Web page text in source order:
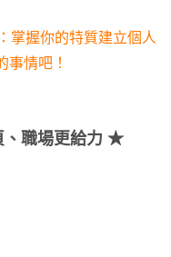
掌握你的特質建立個人
事情吧！
、職場更給力 ★